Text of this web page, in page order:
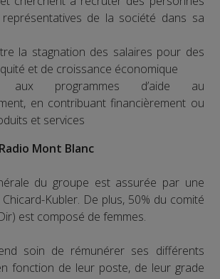
de la société dans sa
la stagnation des salaires pour des
et de croissance économique
aux programmes d’aide au
en contribuant financièrement ou
et services
Mont Blanc
du groupe est assurée par une
Kubler. De plus, 50% du comité
est composé de femmes.
soin de rémunérer ses différents
fonction de leur poste, de leur grade